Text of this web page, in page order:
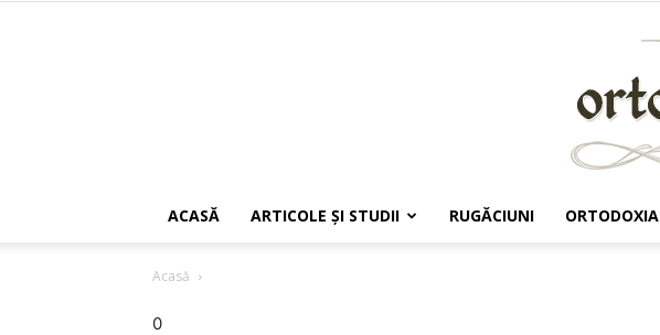
ACASĂ ARTICOLE ŞI STUDII RUGĂCIUNI ORTODOXIA
Acasă
0